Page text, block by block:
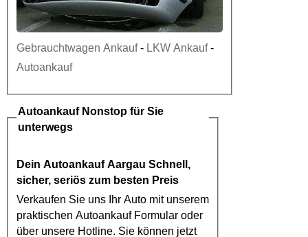
Gebrauchtwagen Ankauf- LKW Ankauf-
Autoankauf
AutoankaufNonstop für Sie
unterwegs
Dein Autoankauf Aargau Schnell,
sicher, seriös zum besten Preis
Verkaufen Sie uns Ihr Auto mit unserem
praktischen AutoankaufFormular oder
über unsere Hotline. Sie können jetzt